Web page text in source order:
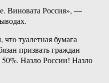
Виновата Россия», —
туалетная бумага
призвать граждан
50%. Назло России! Назло